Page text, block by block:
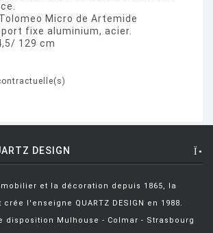
Micro de Artemide
fixe aluminium, acier.
129 cm
DESIGN
et la décoration depuis 1865, la
l'enseigne QUARTZ DESIGN en 1988.
disposition Mulhouse - Colmar - Strasbourg